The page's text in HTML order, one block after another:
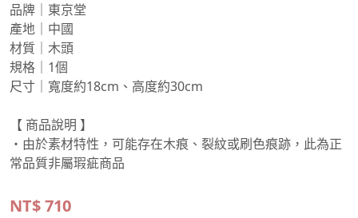
品牌｜東京堂
產地｜中國
材質｜木頭
規格｜1個
尺寸｜寬度約18cm、高度約30cm
【 商品說明 】
・由於素材特性，可能存在木痕、裂紋或刷色痕跡，此為正
常品質非屬瑕疵商品
NT$710